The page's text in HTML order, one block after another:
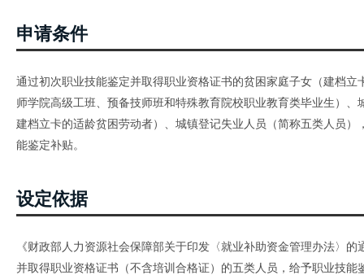
申请条件
通过初次职业技能鉴定并取得职业资格证书的贫困家庭子女（建档
师学院高级工班、预备技师班和特殊教育院校职业教育类毕业生）
建档立卡的适龄贫困劳动者）、城镇登记失业人员（简称五类人员
能鉴定补贴。
设定依据
《财政部人力资源社会保障部关于印发〈就业补助资金管理办法〉
并取得职业资格证书（不含培训合格证）的五类人员，给予职业技